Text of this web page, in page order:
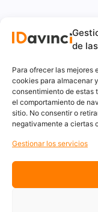
de
Para ofrecer las mejores
cookies para almacenar
consentimiento de estas
el comportamiento de
sitio. No consentir o
negativamente a ciertas
Gestionar los servicios